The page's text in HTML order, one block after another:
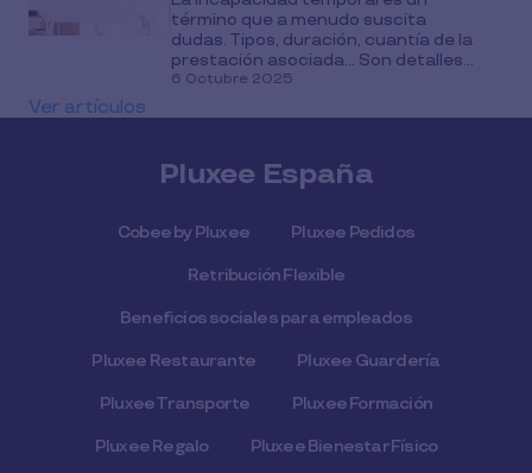
término que a menudo suscita
dudas. Tipos, duración, cuantía de la
prestación asociada… Son detalles...
6 Octubre 2025
Ver artículos
Pluxee España
Cobee by Pluxee Pluxee Pedidos
Retribución Flexible
Beneficios sociales para empleados
Pluxee Restaurante Pluxee Guardería
Pluxee Transporte Pluxee Formación
Pluxee Regalo Pluxee Bienestar Físico